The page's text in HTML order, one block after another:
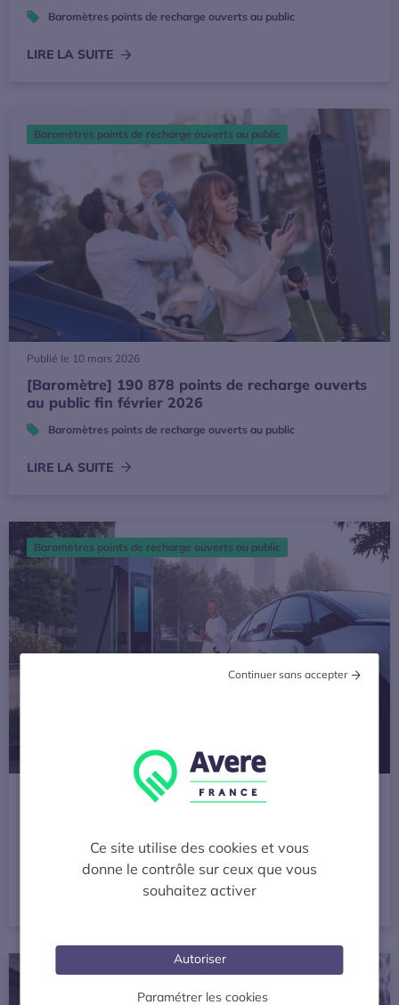
Ce site utilise des cookies et vous
donne le contrôle sur ceux que vous
souhaitez activer
Autoriser
Continuer sans accepter
Paramétrer les cookies
Baromètres points de recharge ouverts au public
LIRE LA SUITE
[Baromètre] 190 878 points de recharge ouverts au
Baromètres points de recharge ouverts au public
Publié le 10 mars 2026
[Baromètre] 190 878 points de recharge ouverts
au public fin février 2026
Baromètres points de recharge ouverts au public
LIRE LA SUITE
[Baromètre] 189 943 points de recharge ouverts au
Baromètres points de recharge ouverts au public
Publié le 16 février 2026
Baromètres points de recharge ouverts au public
[Baromètre] 185 501 points de recharge ouverts au
Baromètres points de recharge ouverts au public